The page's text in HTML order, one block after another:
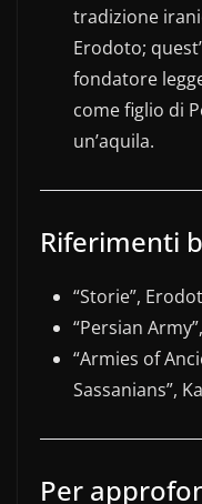
tradizione
Erodoto;
fondatore
come figlio di
un’aquila.
Riferimenti
“Storie”,
“Persian
“Armies of
Sassanians”,
Per